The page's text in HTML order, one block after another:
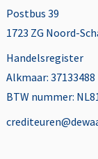
Postbus 39
1723 ZG Noord-
Handelsregister
Alkmaar: 37133488
BTW nummer: